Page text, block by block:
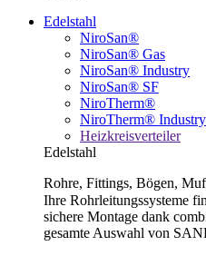
Edelstahl
NiroSan®
NiroSan® Gas
NiroSan® Industry
NiroSan® SF
NiroTherm®
NiroTherm® Industry
Heizkreisverteiler
Edelstahl
Rohre, Fittings, Bögen,
Ihre Rohrleitungssysteme
sichere Montage dank
gesamte Auswahl von